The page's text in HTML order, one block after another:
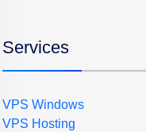
Services
VPS Windows
VPS Hosting